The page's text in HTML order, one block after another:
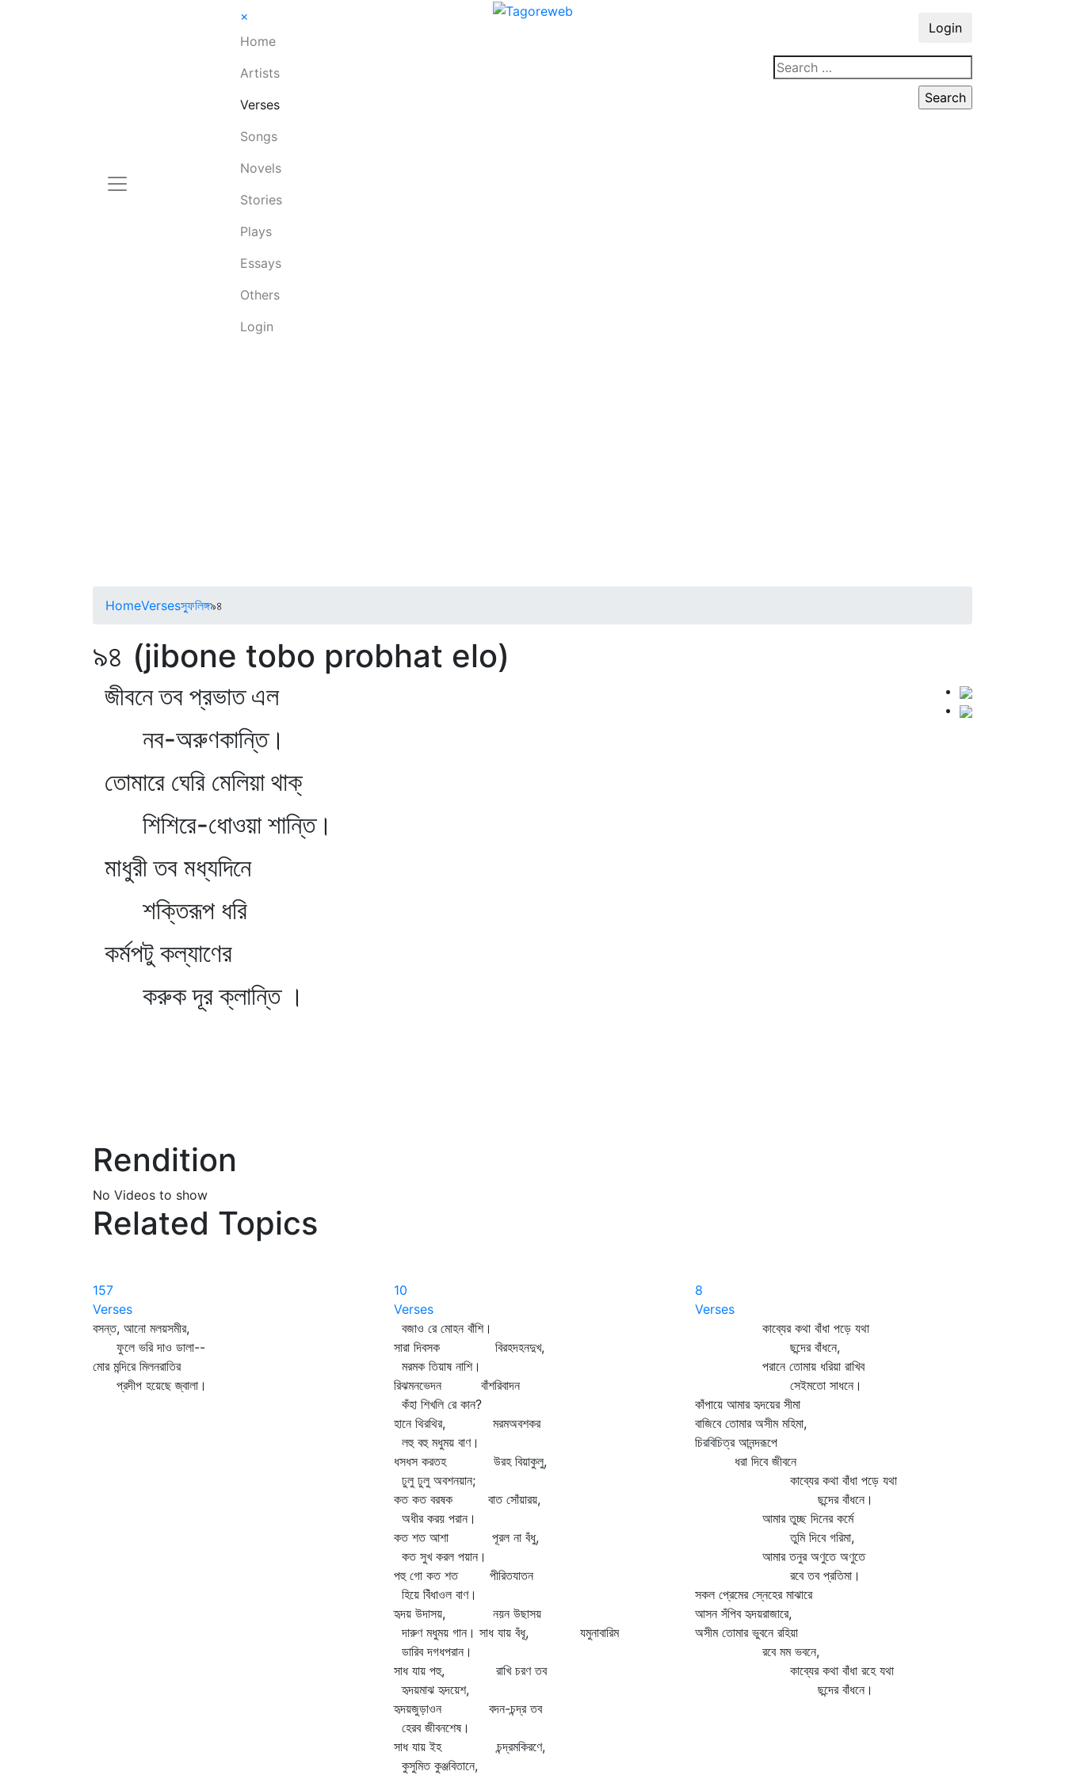
×
Home
Artists
Verses
Songs
Novels
Stories
Plays
Essays
Others
Login
Login
HomeVersesস্ফুলিঙ্গ৯৪
৯৪ (jibone tobo probhat elo)
জীবনে তব প্রভাত এল
নব-অরুণকান্তি।
তোমারে ঘেরি মেলিয়া থাক্‌
শিশিরে-ধোওয়া শান্তি।
মাধুরী তব মধ্যদিনে
শক্তিরূপ ধরি
কর্মপটু কল্যাণের
করুক দূর ক্লান্তি ।
Rendition
No Videos to show
Related Topics
157
Verses
বসন্ত, আনো মলয়সমীর,
ফুলে ভরি দাও ডালা--
মোর মন্দিরে মিলনরাতির
প্রদীপ হয়েছে জ্বালা।
10
Verses
বজাও রে মোহন বাঁশি।
সারা দিবসক বিরহদহনদুখ,
মরমক তিয়াষ নাশি।
রিঝমনভেদন বাঁশরিবাদন
কঁহা শিখলি রে কান?
হানে থিরথির, মরমঅবশকর
লহু বহু মধুময় বাণ।
ধসধস করতহ উরহ বিয়াকুলু,
ঢুলু ঢুলু অবশনয়ান;
কত কত বরষক বাত সোঁয়ারয়,
অধীর করয় পরান।
কত শত আশা পূরল না বঁধু,
কত সুখ করল পয়ান।
পহু গো কত শত পীরিতযাতন
হিয়ে বিঁধাওল বাণ।
হৃদয় উদাসয়, নয়ন উছাসয়
দারুণ মধুময় গান। সাধ যায় বঁধূ, যমুনাবারিম
ডারিব দগধপরান।
সাধ যায় পহু, রাখি চরণ তব
হৃদয়মাঝ হৃদয়েশ,
হৃদয়জুড়াওন বদন-চন্দ্র তব
হেরব জীবনশেষ।
সাধ যায় ইহ চন্দ্রমকিরণে,
কুসুমিত কুঞ্জবিতানে,
8
Verses
কাব্যের কথা বাঁধা পড়ে যথা
ছন্দের বাঁধনে,
পরানে তোমায় ধরিয়া রাখিব
সেইমতো সাধনে।
কাঁপায়ে আমার হৃদয়ের সীমা
বাজিবে তোমার অসীম মহিমা,
চিরবিচিত্র আনন্দরূপে
ধরা দিবে জীবনে
কাব্যের কথা বাঁধা পড়ে যথা
ছন্দের বাঁধনে।
আমার তুচ্ছ দিনের কর্মে
তুমি দিবে গরিমা,
আমার তনুর অণুতে অণুতে
রবে তব প্রতিমা।
সকল প্রেমের স্নেহের মাঝারে
আসন সঁপিব হৃদয়রাজারে,
অসীম তোমার ভুবনে রহিয়া
রবে মম ভবনে,
কাব্যের কথা বাঁধা রহে যথা
ছন্দের বাঁধনে।